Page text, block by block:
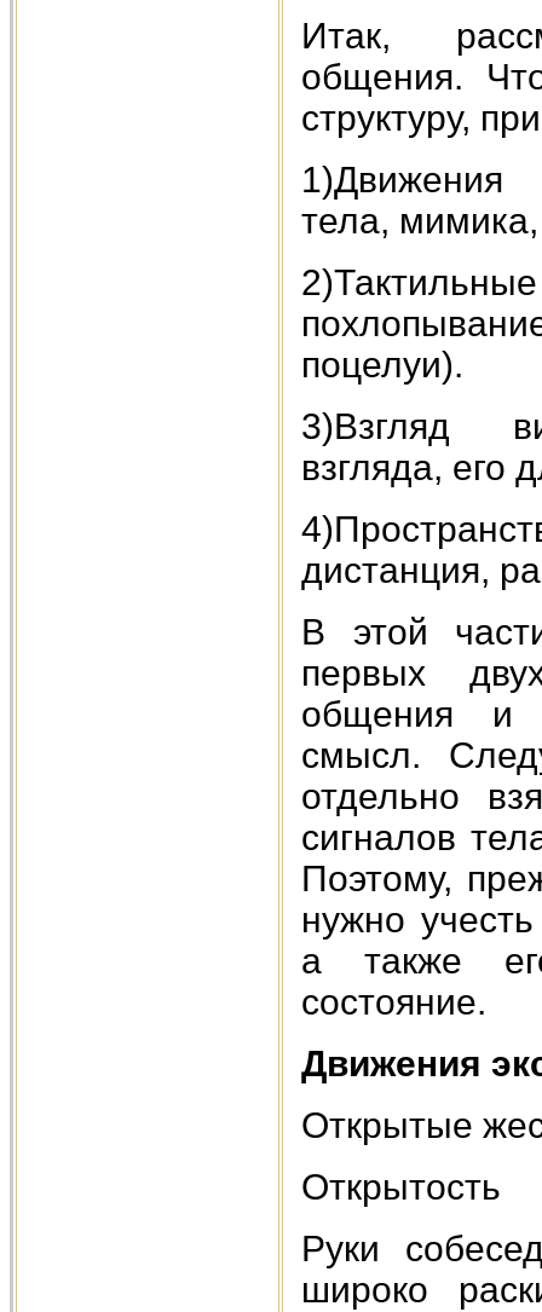
Итак,
общения.
структуру,
1)Движения
тела,
поцелуи).
3)Взгляд
взгляда, его
дистанция,
В этой
первых
общения и
смысл.
отдельно
сигналов
Поэтому,
нужно
а также
состояние.
Движения
Открытые
Открытость
Руки
широко